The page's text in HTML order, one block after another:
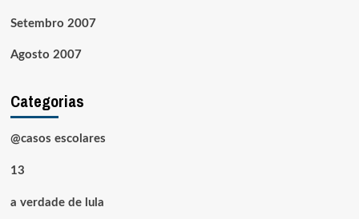
Setembro 2007
Agosto 2007
Categorias
@casos escolares
13
a verdade de lula